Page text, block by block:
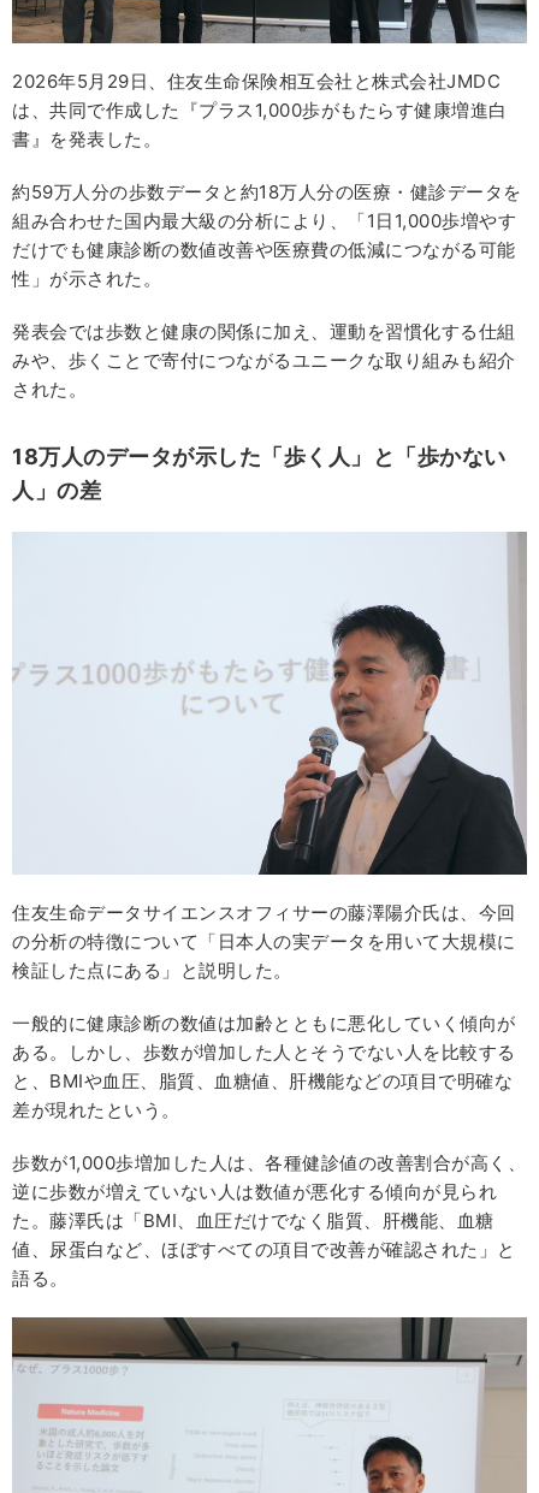
2026年5月29日、住友生命保険相互会社と株式会社JMDC
は、共同で作成した『プラス1,000歩がもたらす健康増進白
書』を発表した。
約59万人分の歩数データと約18万人分の医療・健診データを
組み合わせた国内最大級の分析により、「1日1,000歩増やす
だけでも健康診断の数値改善や医療費の低減につながる可能
性」が示された。
発表会では歩数と健康の関係に加え、運動を習慣化する仕組
みや、歩くことで寄付につながるユニークな取り組みも紹介
された。
18万人のデータが示した「歩く人」と「歩かない
人」の差
住友生命データサイエンスオフィサーの藤澤陽介氏は、今回
の分析の特徴について「日本人の実データを用いて大規模に
検証した点にある」と説明した。
一般的に健康診断の数値は加齢とともに悪化していく傾向が
ある。しかし、歩数が増加した人とそうでない人を比較する
と、BMIや血圧、脂質、血糖値、肝機能などの項目で明確な
差が現れたという。
歩数が1,000歩増加した人は、各種健診値の改善割合が高く、
逆に歩数が増えていない人は数値が悪化する傾向が見られ
た。藤澤氏は「BMI、血圧だけでなく脂質、肝機能、血糖
値、尿蛋白など、ほぼすべての項目で改善が確認された」と
語る。